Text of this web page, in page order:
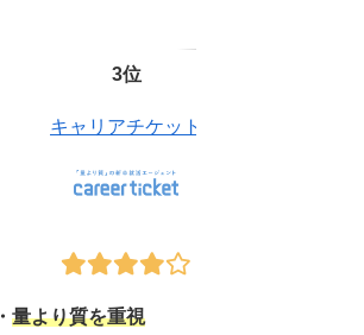
3位
キャリアチケット
・ 量より質を重視